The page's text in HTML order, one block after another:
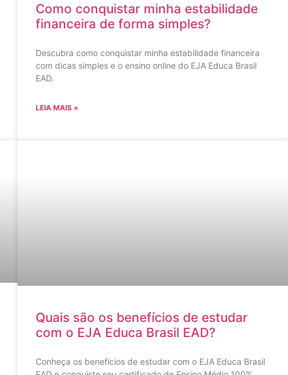
Como conquistar minha estabilidade
financeira de forma simples?
Descubra como conquistar minha estabilidade financeira
com dicas simples e o ensino online do EJA Educa Brasil
EAD.
LEIA MAIS »
Quais são os benefícios de estudar
com o EJA Educa Brasil EAD?
Conheça os benefícios de estudar com o EJA Educa Brasil